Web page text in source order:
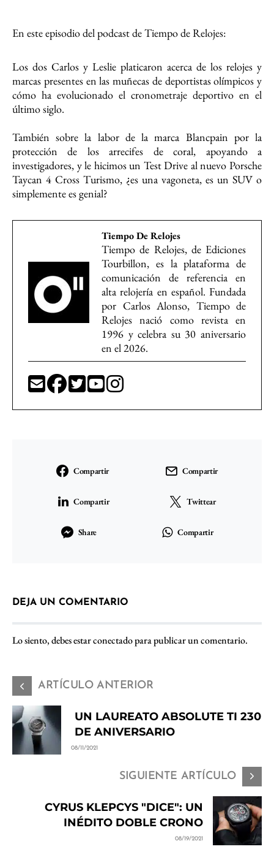
En este episodio del podcast de Tiempo de Relojes:
Los dos Carlos y Leslie platicaron acerca de los relojes y
marcas presentes en las muñecas de deportistas olímpicos y
cómo ha evolucionado el cronometraje deportivo en el
último siglo.
También sobre la labor de la marca Blancpain por la
protección de los arrecifes de coral, apoyando a
investigadores, y le hicimos un Test Drive al nuevo Porsche
Taycan 4 Cross Turismo, ¿es una vagoneta, es un SUV o
simplemente es genial?
Tiempo De Relojes
Tiempo de Relojes, de Ediciones
Tourbillon, es la plataforma de
comunicación de referencia en
alta relojería en español. Fundada
por Carlos Alonso, Tiempo de
Relojes nació como revista en
1996 y celebra su 30 aniversario
en el 2026.
Compartir Compartir
Compartir Twittear
Share Compartir
DEJA UN COMENTARIO
Lo siento, debes estarconectadopara publicar un comentario.
ARTÍCULO ANTERIOR
UN LAUREATO ABSOLUTE TI 230
DE ANIVERSARIO
08/11/2021
SIGUIENTE ARTÍCULO
CYRUS KLEPCYS "DICE": UN
INÉDITO DOBLE CRONO
08/19/2021